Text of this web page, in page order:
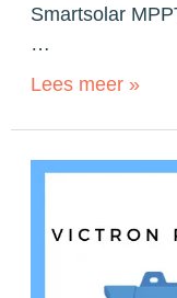
Smartsolar
…
Lees meer »